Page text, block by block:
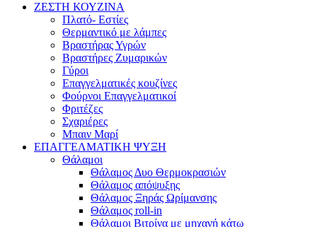
ΖΕΣΤΗ ΚΟΥΖΙΝΑ
Πλατό- Εστίες
Θερμαντικό με λάμπες
Βραστήρας Υγρών
Βραστήρες Ζυμαρικών
Γύροι
Επαγγελματικές κουζίνες
Φούρνοι Επαγγελματικοί
Φριτέζες
Σχαριέρες
Μπαιν Μαρί
ΕΠΑΓΓΕΛΜΑΤΙΚΗ ΨΥΞΗ
Θάλαμοι
Θάλαμος Δυο Θερμοκρασιών
Θάλαμος απόψυξης
Θάλαμος Ξηράς Ωρίμανσης
Θάλαμος roll-in
Θάλαμοι Βιτρίνα με μηχανή κάτω